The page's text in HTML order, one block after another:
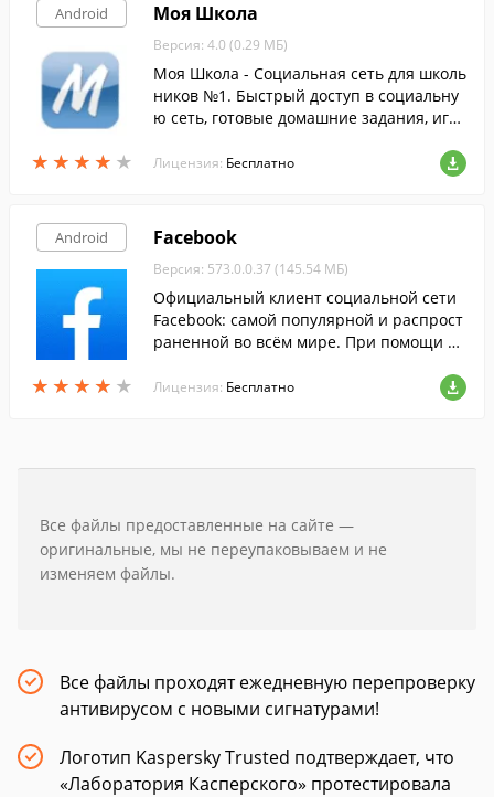
Android
★ ★ ★ ★ ★
★ ★ ★ ★ ★
Моя Школа
Версия: 4.0 (0.29 МБ)
Моя Школа - Социальная сеть для школь
ников №1. Быстрый доступ в социальну
ю сеть, готовые домашние задания, игр
елей.
Лицензия: Бесплатно
Android
★ ★ ★ ★ ★
★ ★ ★ ★ ★
Facebook
Версия: 573.0.0.37 (145.54 МБ)
Официальный клиент социальной сети
Facebook: самой популярной и распрост
раненной во всём мире. При помощи да
станет гораздо проще.
Лицензия: Бесплатно
Все файлы предоставленные на сайте —
оригинальные, мы не переупаковываем и не
изменяем файлы.
Все файлы проходят ежедневную перепроверку
антивирусом с новыми сигнатурами!
Логотип Kaspersky Trusted подтверждает, что
«Лаборатория Касперского» протестировала